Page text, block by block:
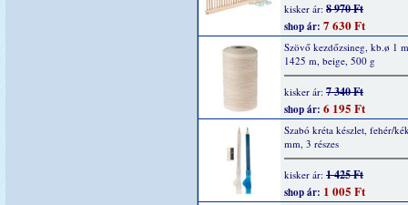
kisker ár: 8 970 Ft
shop ár: 7 630 Ft
Szövő kezdőzsineg, kb.ø 1
1425 m, beige, 500 g
kisker ár: 7 340 Ft
shop ár: 6 195 Ft
Szabó kréta készlet, fehér/
mm, 3 részes
kisker ár: 1 425 Ft
shop ár: 1 005 Ft